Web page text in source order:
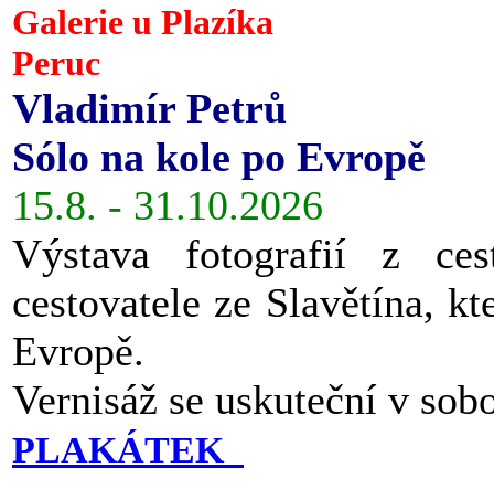
Galerie u Plazíka
Peruc
Vladimír Petrů
Sólo na kole po Evropě
15.8. - 31.10.2026
Výstava fotografií z
cestovatele ze Slavětína,
Evropě.
Vernisáž se uskuteční v
PLAKÁTEK